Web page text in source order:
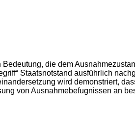
die dem
Staatsnotstand ausführlich
wird demonstriert,
von Ausnahmebefugnissen an